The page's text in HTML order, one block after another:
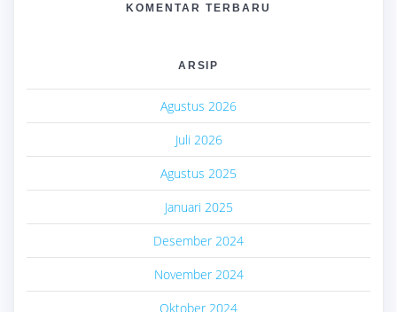
KOMENTAR TERBARU
ARSIP
Agustus 2026
Juli 2026
Agustus 2025
Januari 2025
Desember 2024
November 2024
Oktober 2024